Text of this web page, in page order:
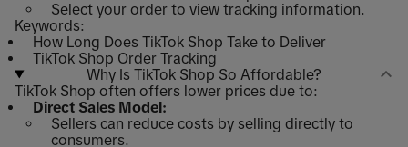
Select your order to view tracking information.
Keywords:
How Long Does TikTok Shop Take to Deliver
TikTok Shop Order Tracking
Why Is TikTok Shop So Affordable?
TikTok Shop often offers lower prices due to:
Direct Sales Model:
Sellers can reduce costs by selling directly to
consumers.